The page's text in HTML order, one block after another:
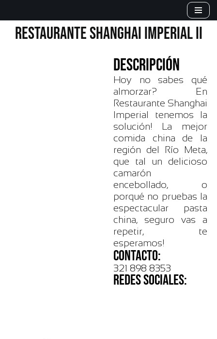
Saltar
RESTAURANTE SHANGHAI IMPERIAL II
DESCRIPCIÓN
Hoy no sabes qué
almorzar? En
Restaurante Shanghai
Imperial tenemos la
solución! La mejor
comida china de la
región del Río Meta,
que tal un delicioso
camarón
encebollado, o
porqué no pruebas la
espectacular pasta
china, seguro vas a
repetir, te
esperamos!
CONTACTO:
321 898 8353
REDES SOCIALES: